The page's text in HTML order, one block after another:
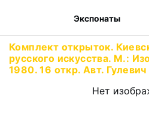
Экспонаты
Комплект открыток.
русского искусства. М.:
1980. 16 откр. Авт.
Нет